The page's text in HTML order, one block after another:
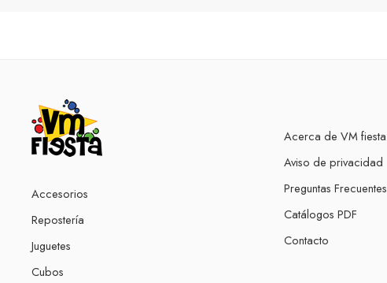
Accesorios
Repostería
Juguetes
Cubos
Acerca de VM fiesta
Aviso de privacidad
Preguntas Frecuentes
Catálogos PDF
Contacto